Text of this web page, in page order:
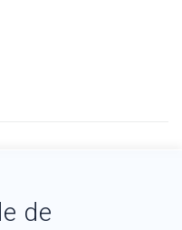
de